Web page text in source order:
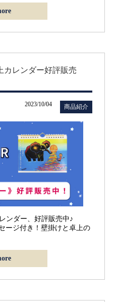
カレンダー好評販売
2023/10/04 商品紹介
ンダー、好評販売中♪
ージ付き！壁掛けと卓上の